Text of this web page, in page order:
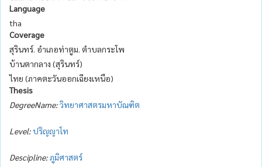
Language
tha
Coverage
สุรินทร์. อำเภอท่าตูม. ตำบลกระโพ
บ้านตากลาง (สุรินทร์)
ไทย (ภาคตะวันออกเฉียงเหนือ)
Thesis
DegreeName:วิทยาศาสตรมหาบัณฑิต
Level:ปริญญาโท
Descipline:ภูมิศาสตร์